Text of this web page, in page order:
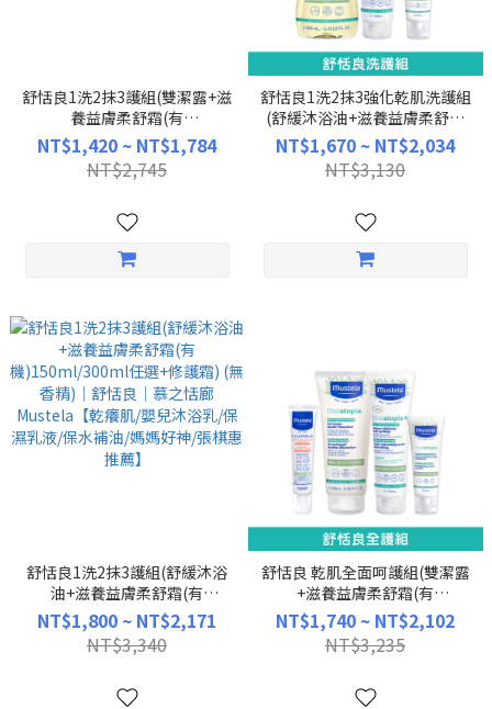
舒恬良1洗2抹3護組(雙潔露+滋
養益膚柔舒霜(有
機)150ml/300ml任選+修護霜)
(無香精)｜舒恬良｜慕之恬廊
Mustela【乾癢肌/嬰兒沐浴乳/
張棋惠推薦】
NT$1,420 ~ NT$1,784
NT$2,745
舒恬良1洗2抹3強化乾肌洗護組
(舒緩沐浴油+滋養益膚柔舒霜
(有機)150ml/300ml任選+柔舒
面霜) (無香精)｜舒恬良｜慕之
恬廊Mustela【乾癢肌/嬰兒沐
好神/張棋惠推薦】
NT$1,670 ~ NT$2,034
NT$3,130
舒恬良1洗2抹3護組(舒緩沐浴
油+滋養益膚柔舒霜(有
機)150ml/300ml任選+修護霜)
(無香精)｜舒恬良｜慕之恬廊
Mustela【乾癢肌/嬰兒沐浴乳/
張棋惠推薦】
NT$1,800 ~ NT$2,171
NT$3,340
舒恬良 乾肌全面呵護組(雙潔露
+滋養益膚柔舒霜(有
機)150ml/300ml任選+柔舒面
霜+修護霜) (無香精)｜舒恬良｜
慕之恬廊Mustela【乾癢肌/嬰
媽媽好神/張棋惠推薦】
NT$1,740 ~ NT$2,102
NT$3,235